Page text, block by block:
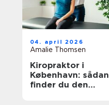
04. april 2026
Amalie Thomsen
Kiropraktor i
København: sådan
finder du den